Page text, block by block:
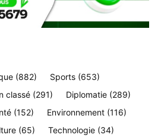
(882) Sports (653)
classé (291) Diplomatie (289)
(152) Environnement (116)
(65) Technologie (34)